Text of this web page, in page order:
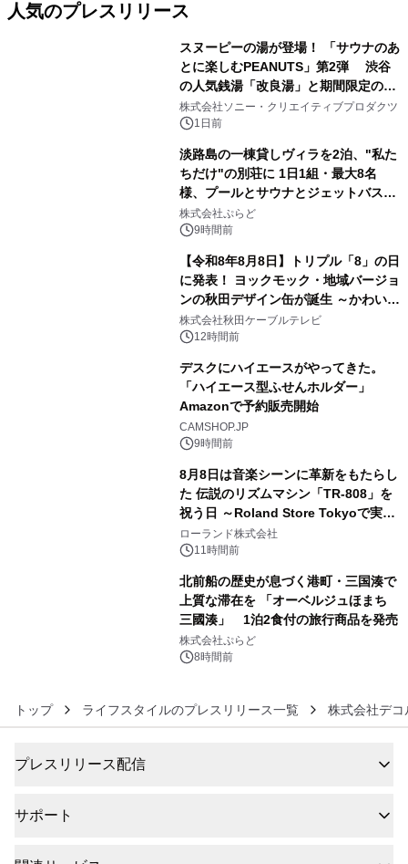
人気のプレスリリース
スヌーピーの湯が登場！ 「サウナのあ
とに楽しむPEANUTS」第2弾 渋谷
の人気銭湯「改良湯」と期間限定のコ
ラボレーション サウナイキタイコラ
ボグッズも発売決定！
株式会社ソニー・クリエイティブプロダクツ
1日前
淡路島の一棟貸しヴィラを2泊、"私た
ちだけ"の別荘に 1日1組・最大8名
様、プールとサウナとジェットバス付
きで Villa Mon Temps AWAJIの連泊
素泊りプラン
株式会社ぷらど
9時間前
【令和8年8月8日】トリプル「8」の日
に発表！ ヨックモック・地域バージョ
ンの秋田デザイン缶が誕生 ～かわいい
秋田犬の子犬と秋田の四季と名所を巡
るパッケージ～ 9月1日(火)秋田県内で
株式会社秋田ケーブルテレビ
12時間前
デスクにハイエースがやってきた。
「ハイエース型ふせんホルダー」
Amazonで予約販売開始
CAMSHOP.JP
9時間前
8月8日は音楽シーンに革新をもたらし
た 伝説のリズムマシン「TR-808」を
祝う日 ～Roland Store Tokyoで実機
を展示しての 記念キャンペーンを開
催 英国ラジオ「NTS」の 特別プログ
ラムや、「TR-808」を愛する伝説的
アーティストを フィーチャーしたアニ
メーションを公開～
ローランド株式会社
11時間前
北前船の歴史が息づく港町・三国湊で
上質な滞在を 「オーベルジュほまち
三國湊」 1泊2食付の旅行商品を発売
株式会社ぷらど
8時間前
トップ ライフスタイルのプレスリリース一覧 株式会社デコ
プレスリリース配信
サポート